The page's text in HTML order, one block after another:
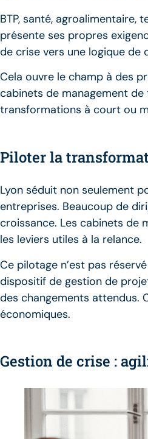
BTP, santé, agroalimentaire,
présente ses propres
de crise vers une logique
Cela ouvre le champ à des
cabinets de management
transformations à court ou
Piloter la
Lyon séduit non seulement
entreprises. Beaucoup de
croissance. Les cabinets de
les leviers utiles à la relance.
Ce pilotage n’est pas
dispositif de gestion de
des changements attendus.
économiques.
Gestion de crise :